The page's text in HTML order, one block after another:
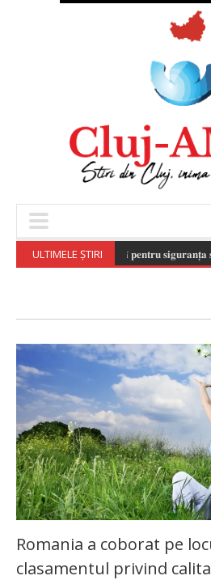
ULTIMELE ȘTIRI
𝐞𝐬𝐭𝐞 𝐞𝐬𝐞𝐧𝐭̦𝐢𝐚𝐥𝐚̆ 𝐩𝐞𝐧𝐭𝐫𝐮 𝐬𝐢𝐠𝐮𝐫𝐚𝐧𝐭̦𝐚
Romania a coborat pe
clasamentul privind